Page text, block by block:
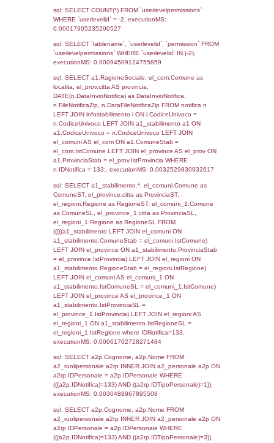
STABILIMENTO
SEZIONE H (pubblico) - DESCRIZIONE
STABILIMENTO E RIEPILOGO SOSTANZE
DI CUI ALL'ALLEGATO 1 DEL DECRETO
DELLA DIRETTIVA 2012/18/UE
SEZIONE L (pubblico) - INFORMAZIONI
INCIDENTALI CON IMPATTO
STABILIMENTO
Indietro
Debug
sql: SELECT COUNT(*) FROM `userlevels`
`userlevelid` = -2, executionMS:
sql: SELECT `userlevelid`, `userlevelname`
`userlevels`, executionMS:
sql: SELECT COUNT(*) FROM
WHERE `userlevelid` = -2, executionMS:
0.00017905235290527
sql: SELECT `tablename`, `userlevelid`,